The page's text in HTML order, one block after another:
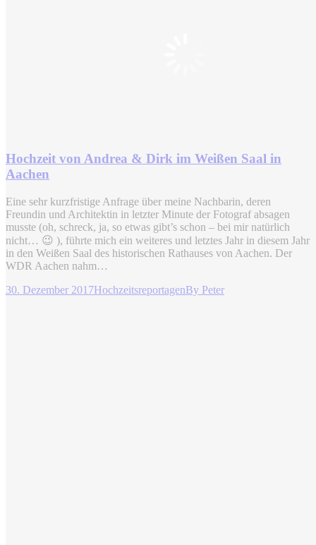
Hochzeit von Andrea & Dirk im Weißen Saal in
Aachen
Eine sehr kurzfristige Anfrage über meine Nachbarin, deren
Freundin und Architektin in letzter Minute der Fotograf absagen
musste (oh, schreck, ja, so etwas gibt’s schon – bei mir natürlich
nicht… 😉 ), führte mich ein weiteres und letztes Jahr in diesem Jahr
in den Weißen Saal des historischen Rathauses von Aachen. Der
WDR Aachen nahm…
30. Dezember 2017HochzeitsreportagenBy Peter